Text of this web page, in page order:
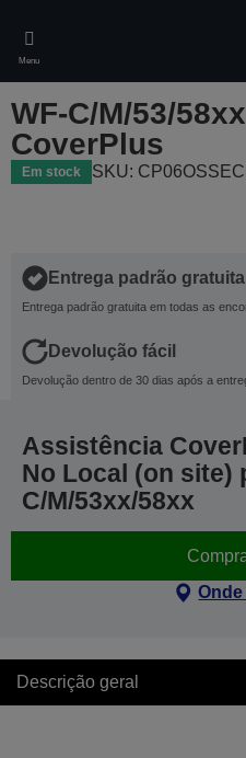
main
content
Menu
WF-C/M/53/
CoverPlus
Em stock SKU:
Entrega padrão gratuita
Entrega padrão gratuita em todas as
Devolução fácil
Devolução dentro de 30 dias após a
Assistência
No Local (on site)
C/M/53xx/58xx
Descrição geral